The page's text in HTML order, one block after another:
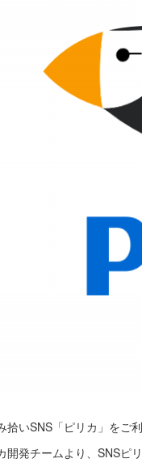
拾いSNS「ピリカ」をご
開発チームより、SNSピ